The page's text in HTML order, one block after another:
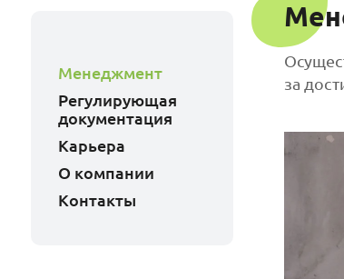
Менеджмент
Регулирующая
документация
Карьера
О компании
Контакты
за